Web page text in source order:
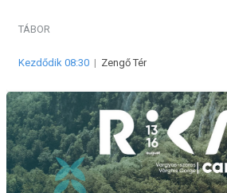
TÁBOR
Kezdődik 08:30 | Zengő Tér